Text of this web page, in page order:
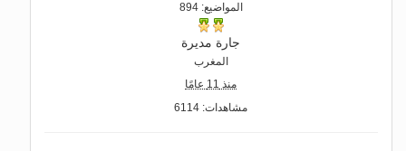
المواضيع: 894
جارة مديرة
المغرب
منذ 11 عامًا
مشاهدات: 6114